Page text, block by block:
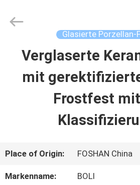
HAUSE
PRODUKTE
VIDEOS
BOLI
CERAMICS
Glasierte Porzellan-
Verglaserte
mit
Frostfest
Place of Origin: FOSHAN China
Markenname: BOLI